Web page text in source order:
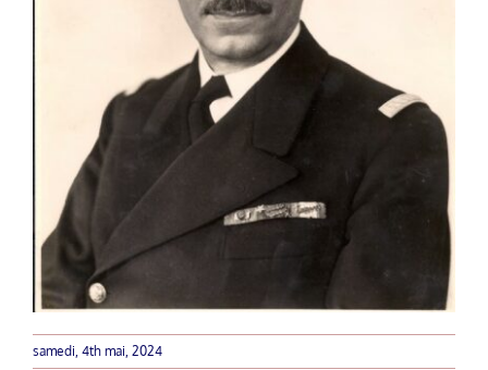
samedi, 4th mai, 2024